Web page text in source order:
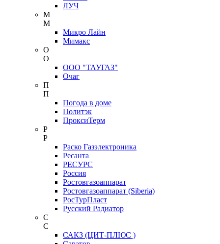
ЛУЧ
М
М
Микро Лайн
Мимакс
О
О
ООО "ТАУГАЗ"
Очаг
П
П
Погода в доме
Политэк
ПроксиТерм
Р
Р
Раско Газэлектроника
Ресанта
РЕСУРС
Россия
Ростовгазоаппарат
Ростовгазоаппарат (Siberia)
РосТурПласт
Русский Радиатор
С
С
САКЗ (ЦИТ-ПЛЮС )